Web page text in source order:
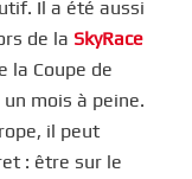
Il a été aussi
de la SkyRace
la Coupe de
mois à peine.
il peut
: être sur le